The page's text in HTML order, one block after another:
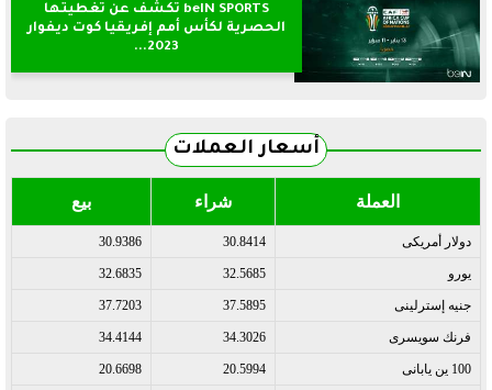
beIN SPORTS تكشف عن تغطيتها
الحصرية لكأس أمم إفريقيا كوت ديفوار
2023...
أسعار العملات
العملة شراء بيع
دولار أمريكى 30.8414
30.9386
يورو 32.5685
32.6835
جنيه إسترلينى 37.5895
37.7203
فرنك سويسرى 34.3026
34.4144
100 ين يابانى 20.5994
20.6698